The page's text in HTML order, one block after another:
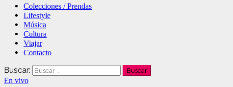
Colecciones / Prendas
Lifestyle
Música
Cultura
Viajar
Contacto
Buscar:
En vivo